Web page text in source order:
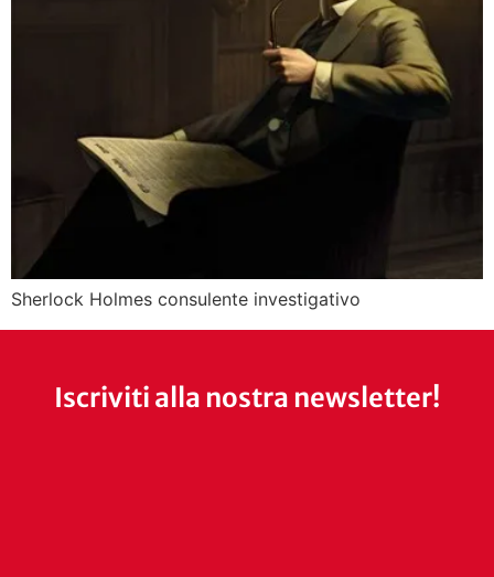
Sherlock Holmes consulente investigativo
Iscriviti alla nostra newsletter!